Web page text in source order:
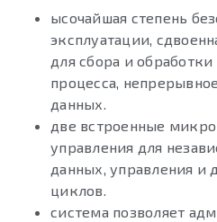
ысочайшая степень
эксплуатации,
для сбора и
процесса,
данных.
две встроенные
управления для
данных, управления и
циклов.
система позволяет